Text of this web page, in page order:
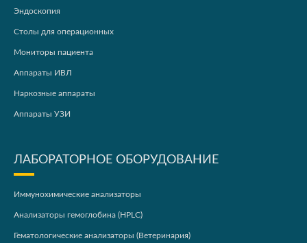
Эндоскопия
Столы для операционных
Мониторы пациента
Аппараты ИВЛ
Наркозные аппараты
Аппараты УЗИ
ЛАБОРАТОРНОЕ ОБОРУДОВАНИЕ
Иммунохимические анализаторы
Анализаторы гемоглобина (HPLC)
Гематологические анализаторы (Ветеринария)